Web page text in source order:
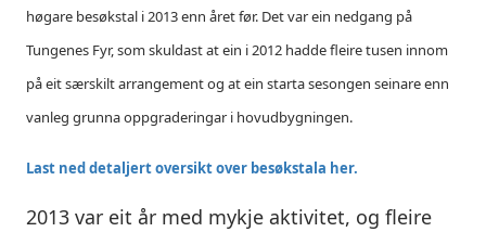
høgare besøkstal i 2013 enn året før. Det var ein nedgang på
Tungenes Fyr, som skuldast at ein i 2012 hadde fleire tusen innom
på eit særskilt arrangement og at ein starta sesongen seinare enn
vanleg grunna oppgraderingar i hovudbygningen.
Last ned detaljert oversikt over besøkstala her.
2013 var eit år med mykje aktivitet, og fleire